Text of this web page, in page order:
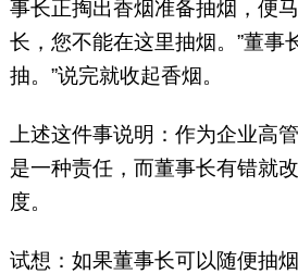
事长正掏出香烟准备抽烟，便
长，您不能在这里抽烟。”董事
抽。”说完就收起香烟。
上述这件事说明：作为企业高
是一种责任，而董事长有错就
度。
试想：如果董事长可以随便抽